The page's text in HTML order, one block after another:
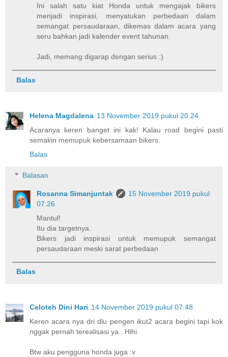
Ini salah satu kiat Honda untuk mengajak bikers
menjadi inspirasi, menyatukan perbedaan dalam
semangat persaudaraan, dikemas dalam acara yang
seru bahkan jadi kalender event tahunan.
Jadi, memang digarap dengan serius :)
Balas
Helena Magdalena 13 November 2019 pukul 20.24
Acaranya keren banget ini kak! Kalau road begini pasti
semakin memupuk kebersamaan bikers.
Balas
Balasan
Rosanna Simanjuntak
15 November 2019 pukul
07.26
Mantul!
Itu dia targetnya.
Bikers jadi inspirasi untuk memupuk semangat
persaudaraan meski sarat perbedaan
Balas
Celoteh Dini Hari 14 November 2019 pukul 07.48
Keren acara nya dri dlu pengen ikut2 acara begini tapi kok
nggak pernah terealisasi ya.. Hihi
Btw aku pengguna honda juga :v